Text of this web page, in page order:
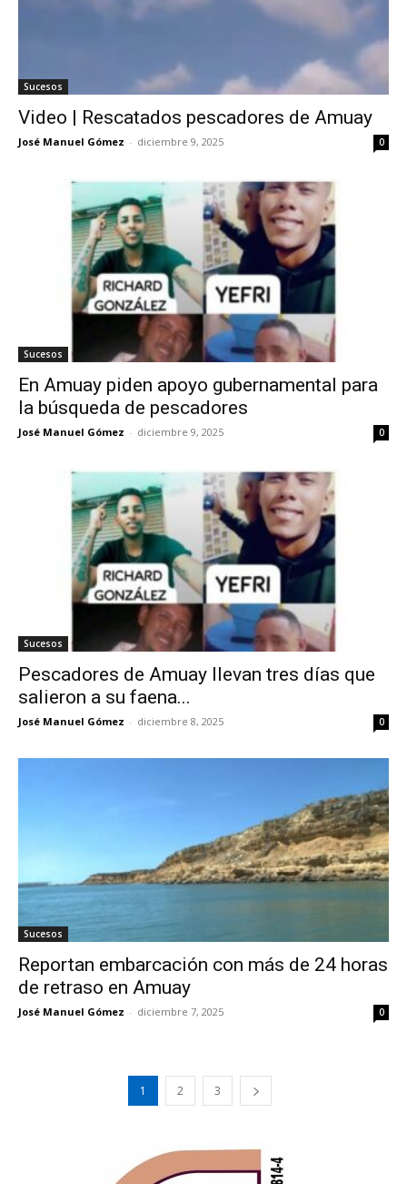
Sucesos
Video | Rescatados pescadores de Amuay
José Manuel Gómez - diciembre 9, 2025 0
Sucesos
En Amuay piden apoyo gubernamental para
la búsqueda de pescadores
José Manuel Gómez - diciembre 9, 2025 0
Sucesos
Pescadores de Amuay llevan tres días que
salieron a su faena...
José Manuel Gómez - diciembre 8, 2025 0
Sucesos
Reportan embarcación con más de 24 horas
de retraso en Amuay
José Manuel Gómez - diciembre 7, 2025 0
1 2 3